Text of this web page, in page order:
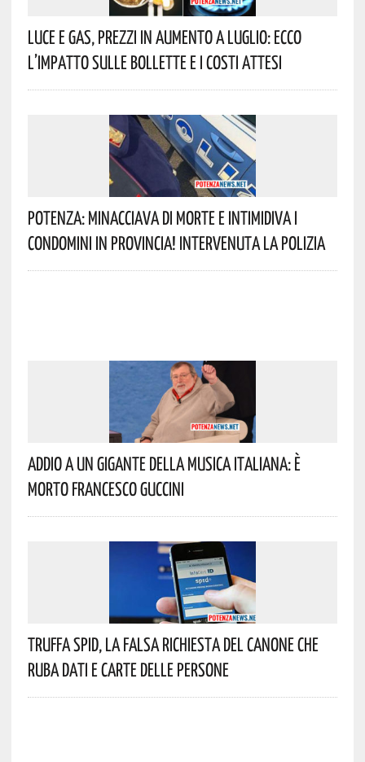
Luce E Gas, Prezzi In Aumento A Luglio: Ecco
L’impatto Sulle Bollette E I Costi Attesi
Potenza: Minacciava Di Morte E Intimidiva I
Condomini In Provincia! Intervenuta La Polizia
Addio A Un Gigante Della Musica Italiana: È
Morto Francesco Guccini
Truffa Spid, La Falsa Richiesta Del Canone Che
Ruba Dati E Carte Delle Persone